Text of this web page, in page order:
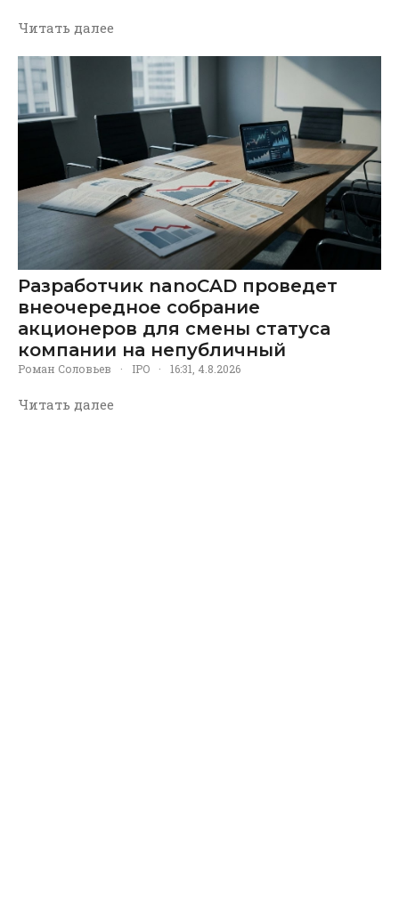
Читать далее
Разработчик nanoCAD проведет
внеочередное собрание
акционеров для смены статуса
компании на непубличный
Роман Соловьев · IPO · 16:31, 4.8.2026
Читать далее